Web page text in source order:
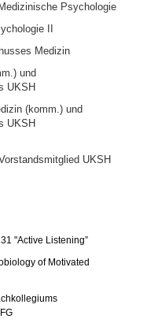
Psychologie
II
Medizin
und
UKSH
(komm.) und
UKSH
UKSH
"Active Listening”
of Motivated